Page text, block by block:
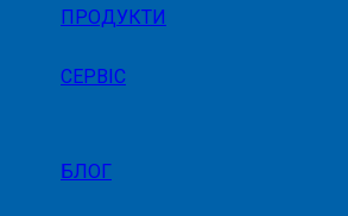
ПРОДУКТИ
СЕРВІС
БЛОГ